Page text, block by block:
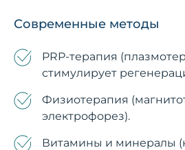
Современные методы
PRP-терапия
стимулирует
Физиотерапия
электрофорез).
Витамины и минералы